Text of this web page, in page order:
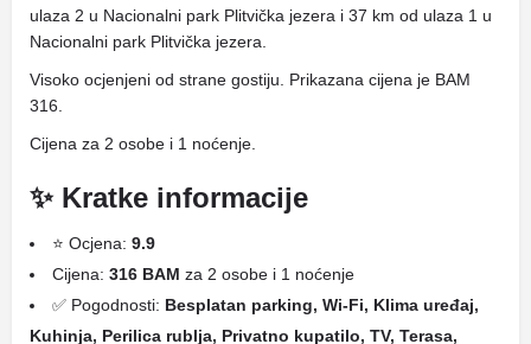
ulaza 2 u Nacionalni park Plitvička jezera i 37 km od ulaza 1 u
Nacionalni park Plitvička jezera.
Visoko ocjenjeni od strane gostiju. Prikazana cijena je BAM
316.
Cijena za 2 osobe i 1 noćenje.
✨ Kratke informacije
⭐ Ocjena: 9.9
Cijena: 316 BAM za 2 osobe i 1 noćenje
✅ Pogodnosti: Besplatan parking, Wi-Fi, Klima uređaj,
Kuhinja, Perilica rublja, Privatno kupatilo, TV, Terasa,